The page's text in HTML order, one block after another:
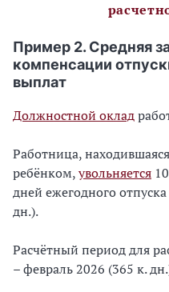
Пример 2. Средняя
компенсации
выплат
Должностной оклад
Работница,
ребёнком,увольняется
дней ежегодного
дн.).
Расчётный период для
– февраль 2026 (365 к.